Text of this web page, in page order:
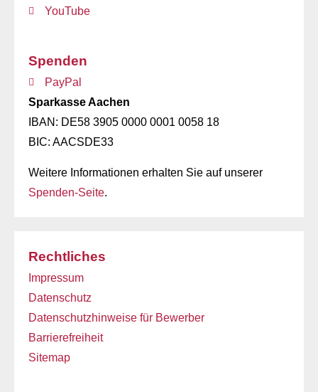
YouTube
Spenden
PayPal
Sparkasse Aachen
IBAN: DE58 3905 0000 0001 0058 18
BIC: AACSDE33
Weitere Informationen erhalten Sie auf unserer
Spenden-Seite.
Rechtliches
Impressum
Datenschutz
Datenschutzhinweise für Bewerber
Barrierefreiheit
Sitemap